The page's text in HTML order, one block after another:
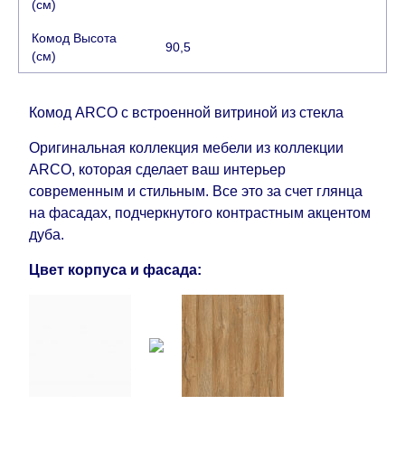
прилагают все усилия, чтобы максимально
ускорить
не несет ответственности за какие-либо
Мебель из категории "Модульная мебель"
является модулярной, что оставляет право за
Поставщиком сделать доставку по мере
поступления модулей с фабрики, в течение
дополнительных 60 рабочих дней после первой
доставки товара на дом клиенту.
(см)
Комод Высота
(см)
90,5
Комод ARCO с встроенной витриной из стекла
Оригинальная коллекция мебели из коллекции
ARCO, которая сделает ваш интерьер
современным и стильным. Все это за счет глянца
на фасадах, подчеркнутого контрастным акцентом
дуба.
Цвет корпуса и фасада: